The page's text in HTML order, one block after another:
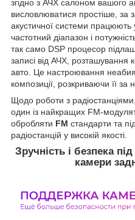
згідно з АЧХ салоном вашого
висловлюватися простіше, за
акустичної системи
частотний діапазон і
так само DSP процесор
записі від АЧХ, розташування
авто. Це настроювання
композиції, розкриваючи її за
Щодо роботи з
один із найкращих FM-
обробляти FM стандарти та
радіостанцій у високій якості.
Зручність і безпека
камери